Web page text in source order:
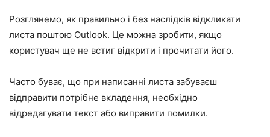
Розглянемо, як правильно і без наслідків відкликати
листа поштою Outlook. Це можна зробити, якщо
користувач ще не встиг відкрити і прочитати його.
Часто буває, що при написанні листа забуваєш
відправити потрібне вкладення, необхідно
відредагувати текст або виправити помилки.